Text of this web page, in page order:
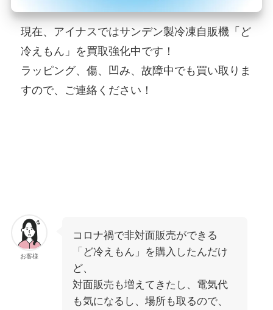
現在、アイナスではサンデン製冷凍自販機「ど
冷えもん」を買取強化中です！
ラッピング、傷、凹み、故障中でも買い取りま
すので、ご連絡ください！
お客様
コロナ禍で非対面販売ができる
「ど冷えもん」を購入したんだけ
ど、
対面販売も増えてきたし、電気代
も気になるし、場所も取るので、